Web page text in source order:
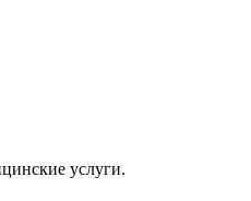
услуги.